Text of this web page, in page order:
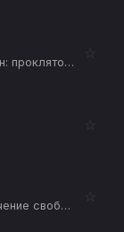
Тайны древнего Египта (Тутанхамон: проклятое сокровище) (12+)
☆
☆
Королевство большой панды (Обучение свободе) (12+)
☆